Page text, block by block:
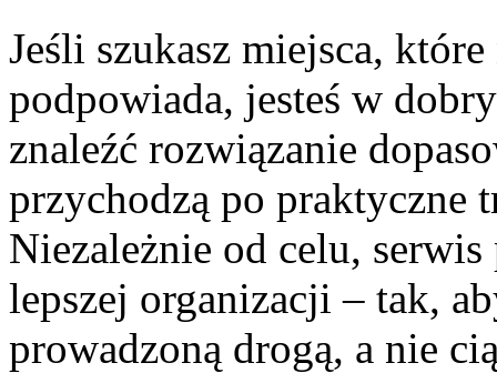
Jeśli szukasz miejsca,
podpowiada, jesteś w
znaleźć rozwiązanie
przychodzą po
Niezależnie od celu,
lepszej organizacji – tak,
prowadzoną drogą, a nie